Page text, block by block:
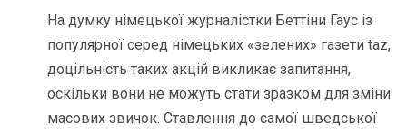
На думку німецької журналістки Беттіни Гаус із
популярної серед німецьких «зелених» газети taz,
доцільність таких акцій викликає запитання,
оскільки вони не можуть стати зразком для зміни
масових звичок. Ставлення до самої шведської